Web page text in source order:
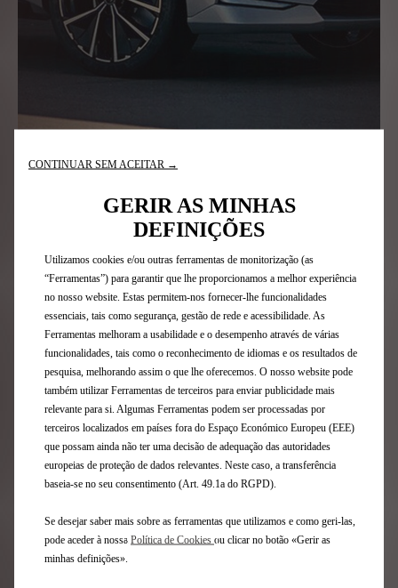
Criado em 2006, o Festival
Internacional do Automóvel
premeia todos os anos a Viatura
Mais Bela do Ano e concede
diversos outros prêmios."
A DS Automobiles é regularmente premiada
no Festival Internacional do Automóvel :
DS 4: Viatura mais Bela do Ano 2022
DS AERO SPORT LOUNGE: Grande Prémio para o Mais
Belo Concept Car 2021
DS 7 CROSSBACK E-TENSE 4x4 300: Grande Prêmio de
CONTINUAR SEM ACEITAR →
GERIR AS MINHAS
DEFINIÇÕES
Utilizamos cookies e/ou outras ferramentas de monitorização (as
“Ferramentas”) para garantir que lhe proporcionamos a melhor experiência
no nosso website. Estas permitem-nos fornecer-lhe funcionalidades
essenciais, tais como segurança, gestão de rede e acessibilidade. As
Ferramentas melhoram a usabilidade e o desempenho através de várias
funcionalidades, tais como o reconhecimento de idiomas e os resultados de
pesquisa, melhorando assim o que lhe oferecemos. O nosso website pode
também utilizar Ferramentas de terceiros para enviar publicidade mais
relevante para si. Algumas Ferramentas podem ser processadas por
terceiros localizados em países fora do Espaço Económico Europeu (EEE)
que possam ainda não ter uma decisão de adequação das autoridades
europeias de proteção de dados relevantes. Neste caso, a transferência
baseia-se no seu consentimento (Art. 49.1a do RGPD).
Se desejar saber mais sobre as ferramentas que utilizamos e como geri-las,
pode aceder à nossa Política de Cookies ou clicar no botão «Gerir as
minhas definições».